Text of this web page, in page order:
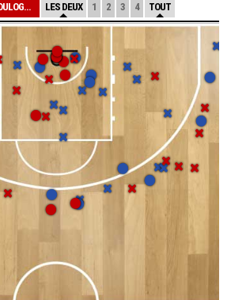
BOULOGNE-LEVALL... LES DEUX 1 2 3 4 TOUT